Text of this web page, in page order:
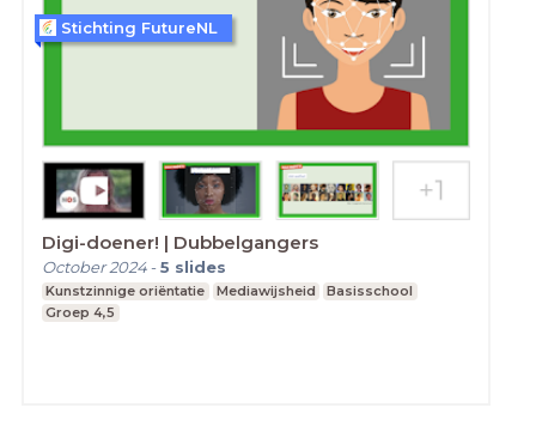
Digi-doener! | Dubbelgangers
October 2024-5 slides
Kunstzinnige oriëntatie Mediawijsheid
Basisschool
Groep 4,5
Stichting FutureNL